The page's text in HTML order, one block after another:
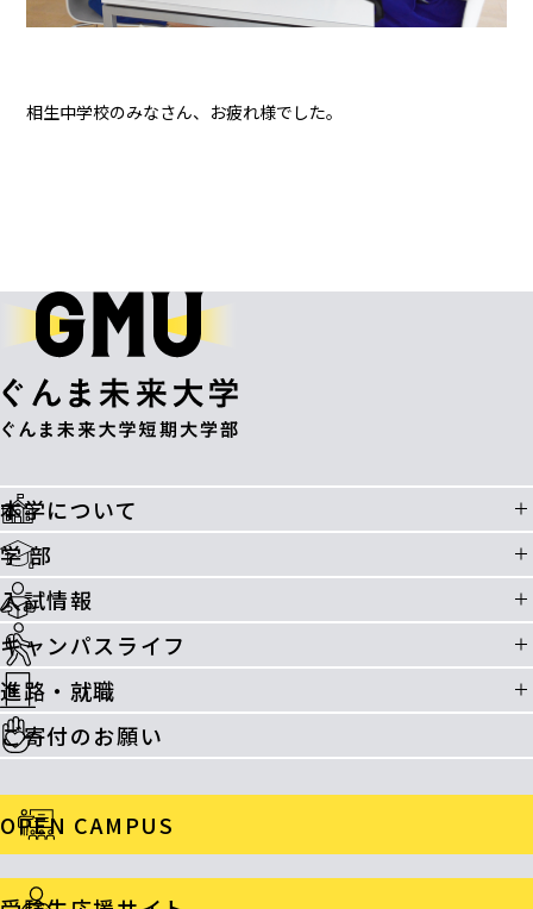
相生中学校のみなさん、お疲れ様でした。
本学について
学 部
入試情報
キャンパスライフ
進路・就職
ご寄付のお願い
OPEN CAMPUS